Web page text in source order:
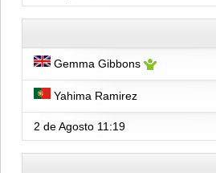
Gemma Gibbons
Yahima Ramirez
2 de Agosto 11:19